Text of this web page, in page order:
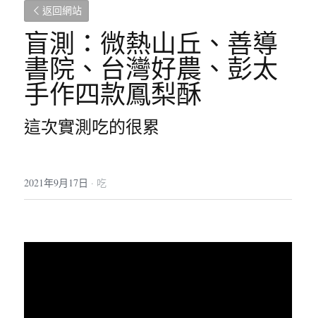
返回網站
盲測：微熱山丘、善導
書院、台灣好農、彭太
手作四款鳳梨酥
這次實測吃的很累
2021年9月17日 · 吃